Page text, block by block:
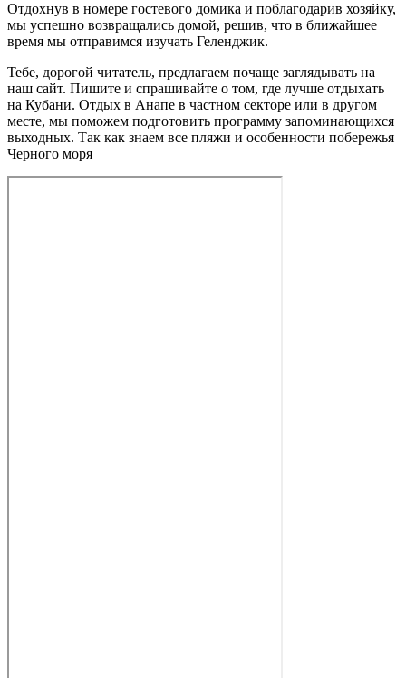
Отдохнув в номере гостевого домика и поблагодарив хозяйку,
мы успешно возвращались домой, решив, что в ближайшее
время мы отправимся изучать Геленджик.
Тебе, дорогой читатель, предлагаем почаще заглядывать на
наш сайт. Пишите и спрашивайте о том, где лучше отдыхать
на Кубани. Отдых в Анапе в частном секторе или в другом
месте, мы поможем подготовить программу запоминающихся
выходных. Так как знаем все пляжи и особенности побережья
Черного моря